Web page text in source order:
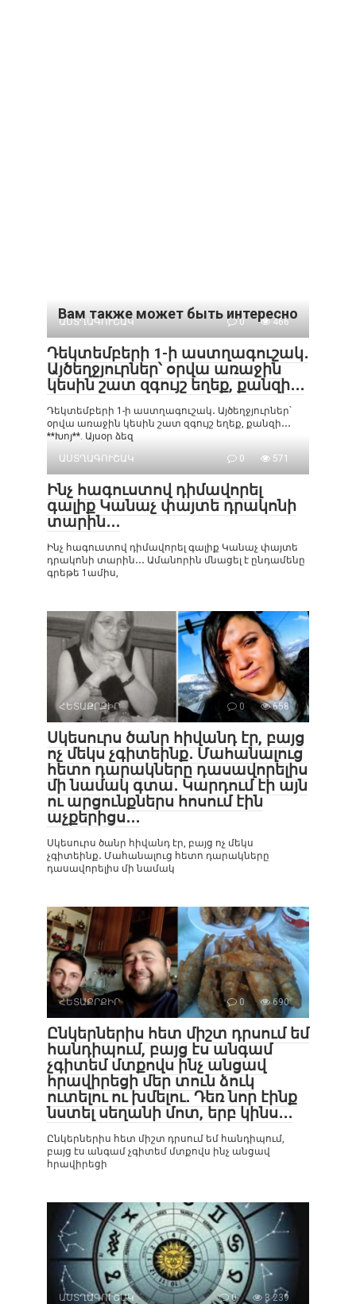
Вам также может быть интересно
ԱՍՏՂԱԳՈՒՇԱԿ 0 466
Դեկտեմբերի 1-ի աստղագուշակ․
Այծեղջյուրներ՝ օրվա առաջին
կեսին շատ զգույշ եղեք, քանզի․․․
Դեկտեմբերի 1-ի աստղագուշակ․ Այծեղջյուրներ՝
օրվա առաջին կեսին շատ զգույշ եղեք, քանզի․․․
**Խոյ**. Այսօր ձեզ
ԱՍՏՂԱԳՈՒՇԱԿ
0 571
Ինչ հագուստով դիմավորել
գալիք Կանաչ փայտե դրակոնի
տարին․․․
Ինչ հագուստով դիմավորել գալիք Կանաչ փայտե
դրակոնի տարին․․․ Ամանորին մնացել է ընդամենը
գրեթե 1ամիս,
ՀԵՏԱՔՐՔԻՐ 0 658
Սկեսուրս ծանր հիվանդ էր, բայց
ոչ մեկս չգիտեինք․ Մահանալուց
հետո դարակները դասավորելիս
մի նամակ գտա․ Կարդում էի այն
ու արցունքներս հոսում էին
աչքերիցս․․․
Սկեսուրս ծանր հիվանդ էր, բայց ոչ մեկս
չգիտեինք․ Մահանալուց հետո դարակները
դասավորելիս մի նամակ
ՀԵՏԱՔՐՔԻՐ 0 690
Ընկերներիս հետ միշտ դրսում եմ
հանդիպում, բայց էս անգամ
չգիտեմ մտքովս ինչ անցավ
հրավիրեցի մեր տուն ձուկ
ուտելու ու խմելու․ Դեռ նոր էինք
նստել սեղանի մոտ, երբ կինս․․․
Ընկերներիս հետ միշտ դրսում եմ հանդիպում,
բայց էս անգամ չգիտեմ մտքովս ինչ անցավ
հրավիրեցի
ԱՍՏՂԱԳՈՒՇԱԿ 0 3 239